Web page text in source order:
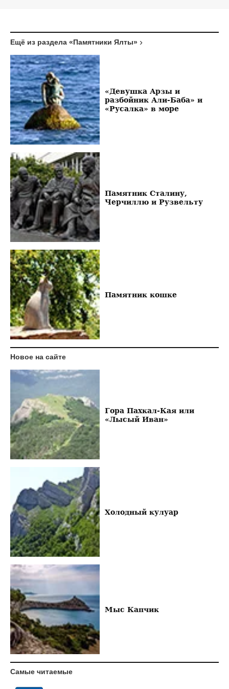
Ещё из раздела «Памятники Ялты»
«Девушка Арзы и
разбойник Али-Баба» и
«Русалка» в море
Памятник Сталину,
Черчиллю и Рузвельту
Памятник кошке
Новое на сайте
Гора Пахкал-Кая или
«Лысый Иван»
Холодный кулуар
Мыс Капчик
Самые читаемые